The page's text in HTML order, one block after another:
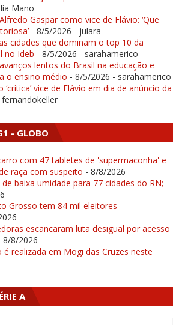
Mano
Gaspar como vice de Flávio: ‘Que
- 8/5/2026 - julara
cidades que dominam o top 10 da
no Ideb - 8/5/2026 - sarahamerico
lentos do Brasil na educação e
o ensino médio - 8/5/2026 - sarahamerico
vice de Flávio em dia de anúncio da
fernandokeller
- GLOBO
com 47 tabletes de 'supermaconha' e
raça com suspeito - 8/8/2026
baixa umidade para 77 cidades do RN;
Grosso tem 84 mil eleitores
escancaram luta desigual por acesso
8/8/2026
é realizada em Mogi das Cruzes neste
A